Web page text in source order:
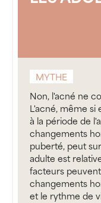
MYTHE
Non, l'acné ne
L'acné, même si
à la période de
changements
puberté, peut
adulte est
facteurs
changements
et le rythme de